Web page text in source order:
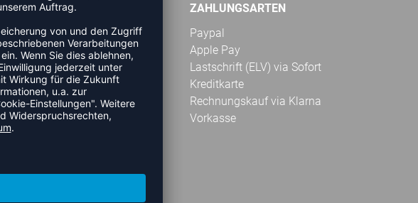
Programm
und Soziales
ZAHLUNGSARTEN
Paypal
Apple Pay
Lastschrift (ELV) via Sofort
Kreditkarte
Rechnungskauf via Klarna
Vorkasse